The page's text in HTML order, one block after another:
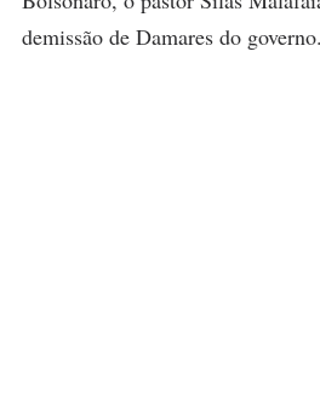
demissão de Damares do governo.